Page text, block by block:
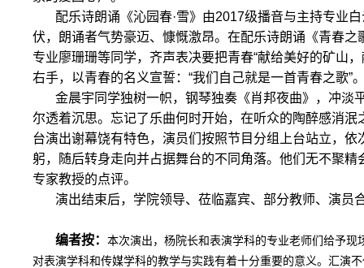
配乐诗朗诵《沁园春·雪》由2017级播音与主持专业
伏，朗诵者气势豪迈、慷慨激昂。在配乐诗朗诵《青春之
专业廖珊珊等同学，齐声表决要把青春“献给美好的矿山
右手，以青春的名义宣誓：“我们自己就是一首青春之歌”
金晨宇同学独树一帜，钢琴独奏《肖邦夜曲》，冲淡
尔透着沉思。忘记了乐曲何时开始，在听众的陶醉感消泯
台演出谢幕饶有特色，演员们按照节目分组上台站立，依
躬，随后转身走向并占据舞台的不同角落。他们无不聚精
专家教授的点评。
演出结束后，学院领导、莅临嘉宾、部分教师、演员
编者按： 本次演出，杨院长和表演学科的专业老师们给予现
对表演学科和传媒学科的教学与实践有着十分重要的意义。 汇演